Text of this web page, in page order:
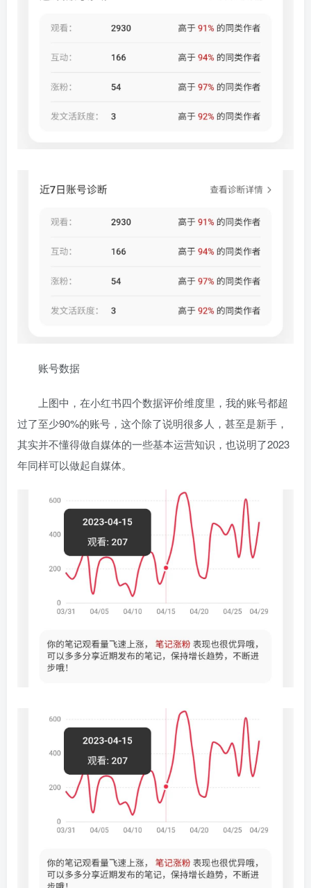
账号数据
上图中，在小红书四个数据评价维度里，我的账号都超
过了至少90%的账号， 这个除了说明很多人，甚至是新手，
其实并不懂得做自媒体的一些基本运营知识，也说明了2023
年同样可以做起自媒体。